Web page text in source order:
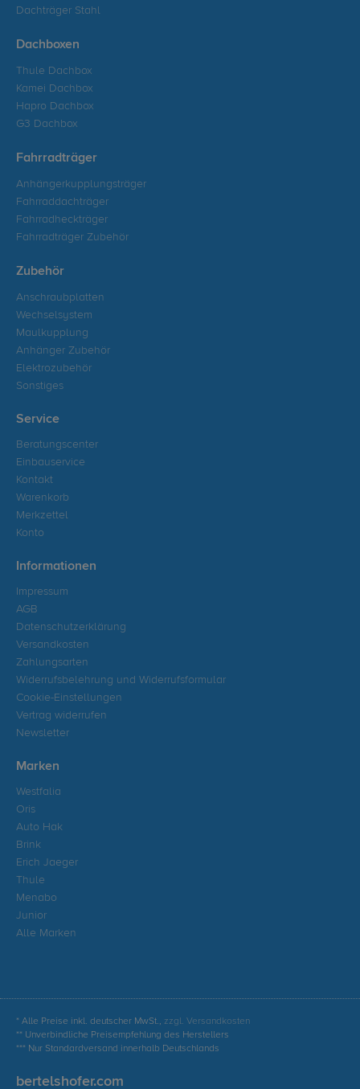
Dachträger Stahl
Dachboxen
Thule Dachbox
Kamei Dachbox
Hapro Dachbox
G3 Dachbox
Fahrradträger
Anhängerkupplungsträger
Fahrraddachträger
Fahrradheckträger
Fahrradträger Zubehör
Zubehör
Anschraubplatten
Wechselsystem
Maulkupplung
Anhänger Zubehör
Elektrozubehör
Sonstiges
Service
Beratungscenter
Einbauservice
Kontakt
Warenkorb
Merkzettel
Konto
Informationen
Impressum
AGB
Datenschutzerklärung
Versandkosten
Zahlungsarten
Widerrufsbelehrung und Widerrufsformular
Cookie-Einstellungen
Vertrag widerrufen
Newsletter
Marken
Westfalia
Oris
Auto Hak
Brink
Erich Jaeger
Thule
Menabo
Junior
Alle Marken
* Alle Preise inkl. deutscher MwSt., zzgl. Versandkosten
** Unverbindliche Preisempfehlung des Herstellers
*** Nur Standardversand innerhalb Deutschlands
bertelshofer.com